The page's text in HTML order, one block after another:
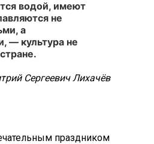
водой, имеют
не
а
— культура не
Сергеевич Лихачёв
праздником